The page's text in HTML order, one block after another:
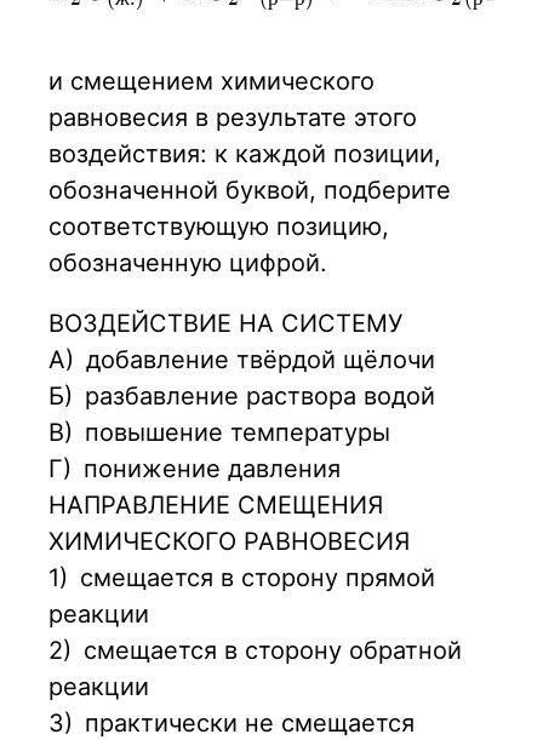
р)} + OH-_{(р-
р)} - Q}
и смещением химического
равновесия в результате этого
воздействия: к каждой позиции,
обозначенной буквой, подберите
соответствующую позицию,
обозначенную цифрой.
ВОЗДЕЙСТВИЕ НА СИСТЕМУ
А) добавление твёрдой щёлочи
Б) разбавление раствора водой
В) повышение температуры
Г) понижение давления
НАПРАВЛЕНИЕ СМЕЩЕНИЯ
ХИМИЧЕСКОГО РАВНОВЕСИЯ
1) смещается в сторону прямой
реакции
2) смещается в сторону обратной
реакции
3) практически не смещается